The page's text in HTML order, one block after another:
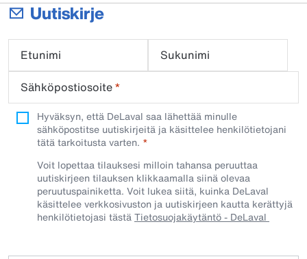
Uutiskirje
Etunimi
Sukunimi
Sähköpostiosoite*
Hyväksyn, että DeLaval saa lähettää minulle
sähköpostitse uutiskirjeitä ja käsittelee henkilötietojani
tätä tarkoitusta varten.
Voit lopettaa tilauksesi milloin tahansa peruuttaa
uutiskirjeen tilauksen klikkaamalla siinä olevaa
peruutuspainiketta. Voit lukea siitä, kuinka DeLaval
käsittelee verkkosivuston ja uutiskirjeen kautta kerättyjä
henkilötietojasi tästäTietosuojakäytäntö - DeLaval